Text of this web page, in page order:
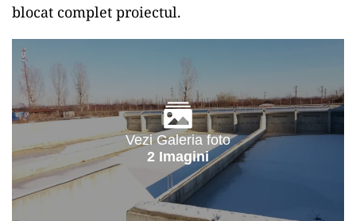
blocat complet proiectul.
Vezi Galeria foto
2 Imagini